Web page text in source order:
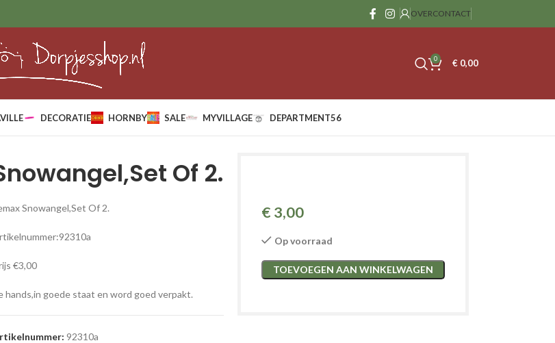
OVERCONTACT
0 € 0,00
DECORATIE HORNBY SALE MYVILLAGE DEPARTMENT56
Of 2.
Snowangel,Set Of 2.
€3,00
hands,in goede staat en word goed verpakt.
€ 3,00
Op voorraad
TOEVOEGEN AAN WINKELWAGEN
92310a